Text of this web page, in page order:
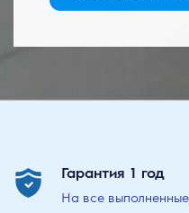
Гарантия 1 год
На все